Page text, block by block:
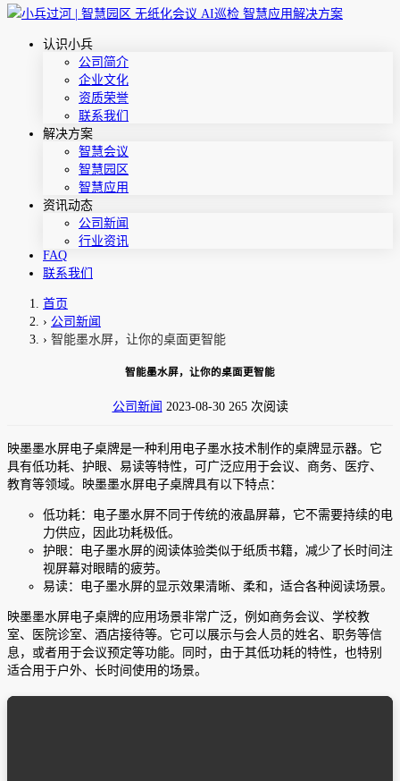
认识小兵
公司简介
企业文化
资质荣誉
联系我们
解决方案
智慧会议
智慧园区
智慧应用
资讯动态
公司新闻
行业资讯
FAQ
联系我们
首页
› 公司新闻
› 智能墨水屏，让你的桌面更智能
智能墨水屏，让你的桌面更智能
公司新闻 2023-08-30 265 次阅读
映墨墨水屏电子桌牌是一种利用电子墨水技术制作的桌牌显示器。它
具有低功耗、护眼、易读等特性，可广泛应用于会议、商务、医疗、
教育等领域。映墨墨水屏电子桌牌具有以下特点：
低功耗：电子墨水屏不同于传统的液晶屏幕，它不需要持续的电
力供应，因此功耗极低。
护眼：电子墨水屏的阅读体验类似于纸质书籍，减少了长时间注
视屏幕对眼睛的疲劳。
易读：电子墨水屏的显示效果清晰、柔和，适合各种阅读场景。
映墨墨水屏电子桌牌的应用场景非常广泛，例如商务会议、学校教
室、医院诊室、酒店接待等。它可以展示与会人员的姓名、职务等信
息，或者用于会议预定等功能。同时，由于其低功耗的特性，也特别
适合用于户外、长时间使用的场景。